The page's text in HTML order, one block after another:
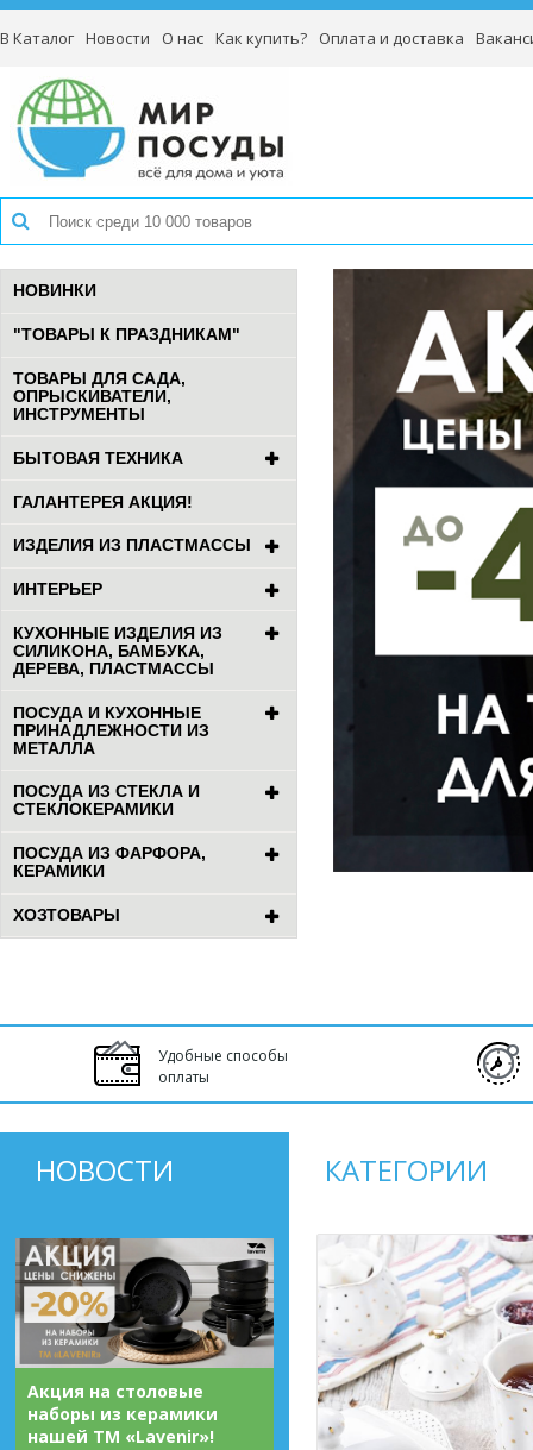
В Каталог Новости О нас Как купить? Оплата и доставка
НОВИНКИ
"ТОВАРЫ К ПРАЗДНИКАМ"
ТОВАРЫ ДЛЯ САДА,
ОПРЫСКИВАТЕЛИ,
ИНСТРУМЕНТЫ
БЫТОВАЯ ТЕХНИКА
ГАЛАНТЕРЕЯ АКЦИЯ!
ИЗДЕЛИЯ ИЗ ПЛАСТМАССЫ
ИНТЕРЬЕР
КУХОННЫЕ ИЗДЕЛИЯ ИЗ
СИЛИКОНА, БАМБУКА,
ДЕРЕВА, ПЛАСТМАССЫ
ПОСУДА И КУХОННЫЕ
ПРИНАДЛЕЖНОСТИ ИЗ
МЕТАЛЛА
ПОСУДА ИЗ СТЕКЛА И
СТЕКЛОКЕРАМИКИ
ПОСУДА ИЗ ФАРФОРА,
КЕРАМИКИ
ХОЗТОВАРЫ
Удобные способы
оплаты
НОВОСТИ
Акция на столовые
наборы из керамики
нашей ТМ «Lavenir»!
КАТЕГОРИИ